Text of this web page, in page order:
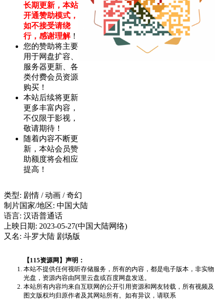
长期更新，本站
开通赞助模式，
如不接受请绕
行，感谢理解！
您的赞助将主要
用于网盘扩容、
服务器更新、各
类付费会员资源
购买！
本站后续将更新
更多丰富内容，
不仅限于影视，
敬请期待！
随着内容不断更
新，本站会员赞
助额度将会相应
提高！
类型: 剧情 / 动画 / 奇幻
制片国家/地区: 中国大陆
语言: 汉语普通话
上映日期: 2023-05-27(中国大陆网络)
又名: 斗罗大陆 剧场版
【115资源网】声明：
本站不提供任何视听存储服务，所有的内容，都是电子版本，非实物
光盘，资源内容由阿里云盘或百度网盘发送。
本站所有内容均来自互联网的公开引用资源和网友转载，所有视频及
图文版权均归原作者及其网站所有。如有异议，请联系